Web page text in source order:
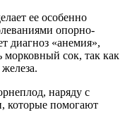
ее особенно
опорно-
диагноз «анемия»,
морковный сок, так как
наряду с
которые помогают